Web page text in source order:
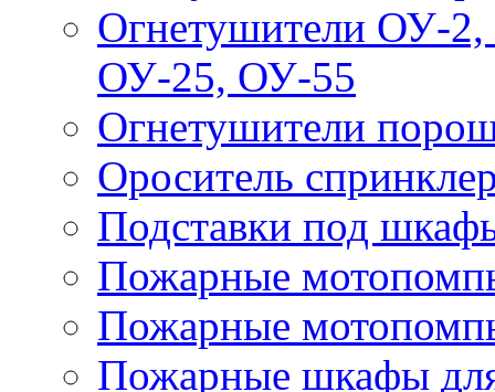
Огнетушители ОУ-
ОУ-25, ОУ-55
Огнетушители
Ороситель
Подставки под
Пожарные
Пожарные
Пожарные шкафы